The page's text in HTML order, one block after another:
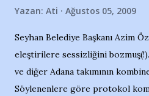
Yazan: Ati Ağustos 05, 2009
Seyhan Belediye Başkanı Azim
eleştirilere sessizliğini
ve diğer Adana takımının
Söylenenlere göre protokol